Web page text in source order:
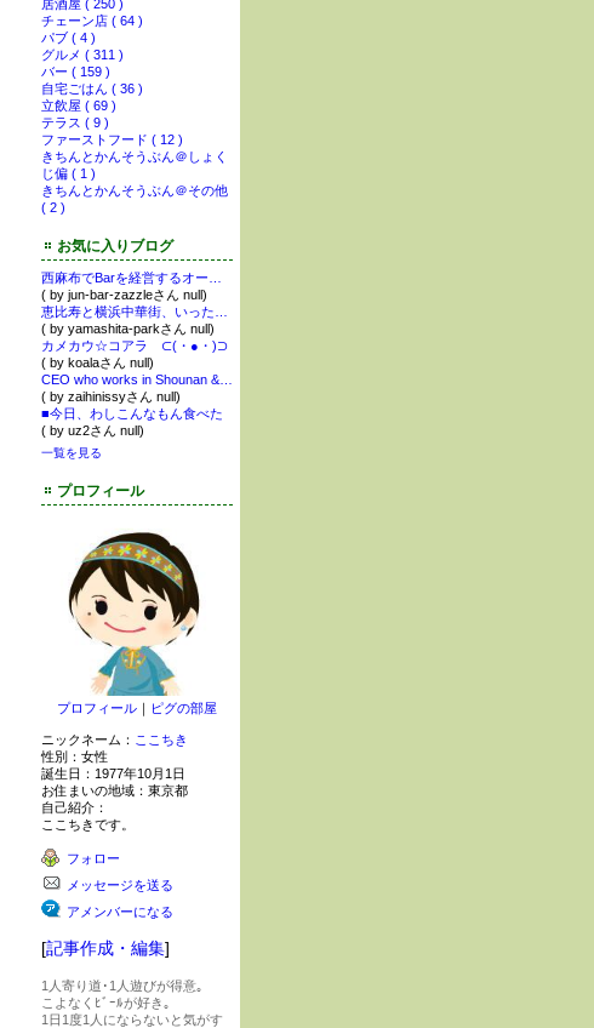
居酒屋 ( 250 )
チェーン店 ( 64 )
パブ ( 4 )
グルメ ( 311 )
バー ( 159 )
自宅ごはん ( 36 )
立飲屋 ( 69 )
テラス ( 9 )
ファーストフード ( 12 )
きちんとかんそうぶん＠しょく
じ偏 ( 1 )
きちんとかんそうぶん＠その他
( 2 )
お気に入りブログ
( by jun-bar-zazzleさん null)
( by yamashita-parkさん null)
カメカウ☆コアラ ⊂(・●・)⊃
( by koalaさん null)
( by zaihinissyさん null)
■今日、わしこんなもん食べた
( by uz2さん null)
一覧を見る
プロフィール
プロフィール ｜ ピグの部屋
ニックネーム： ここちき
性別： 女性
誕生日： 1977年10月1日
お住まいの地域： 東京都
自己紹介：
ここちきです。
フォロー
メッセージを送る
アメンバーになる
[記事作成・編集]
1人寄り道･1人遊びが得意｡
こよなくﾋﾞｰﾙが好き｡
1日1度1人にならないと気がす